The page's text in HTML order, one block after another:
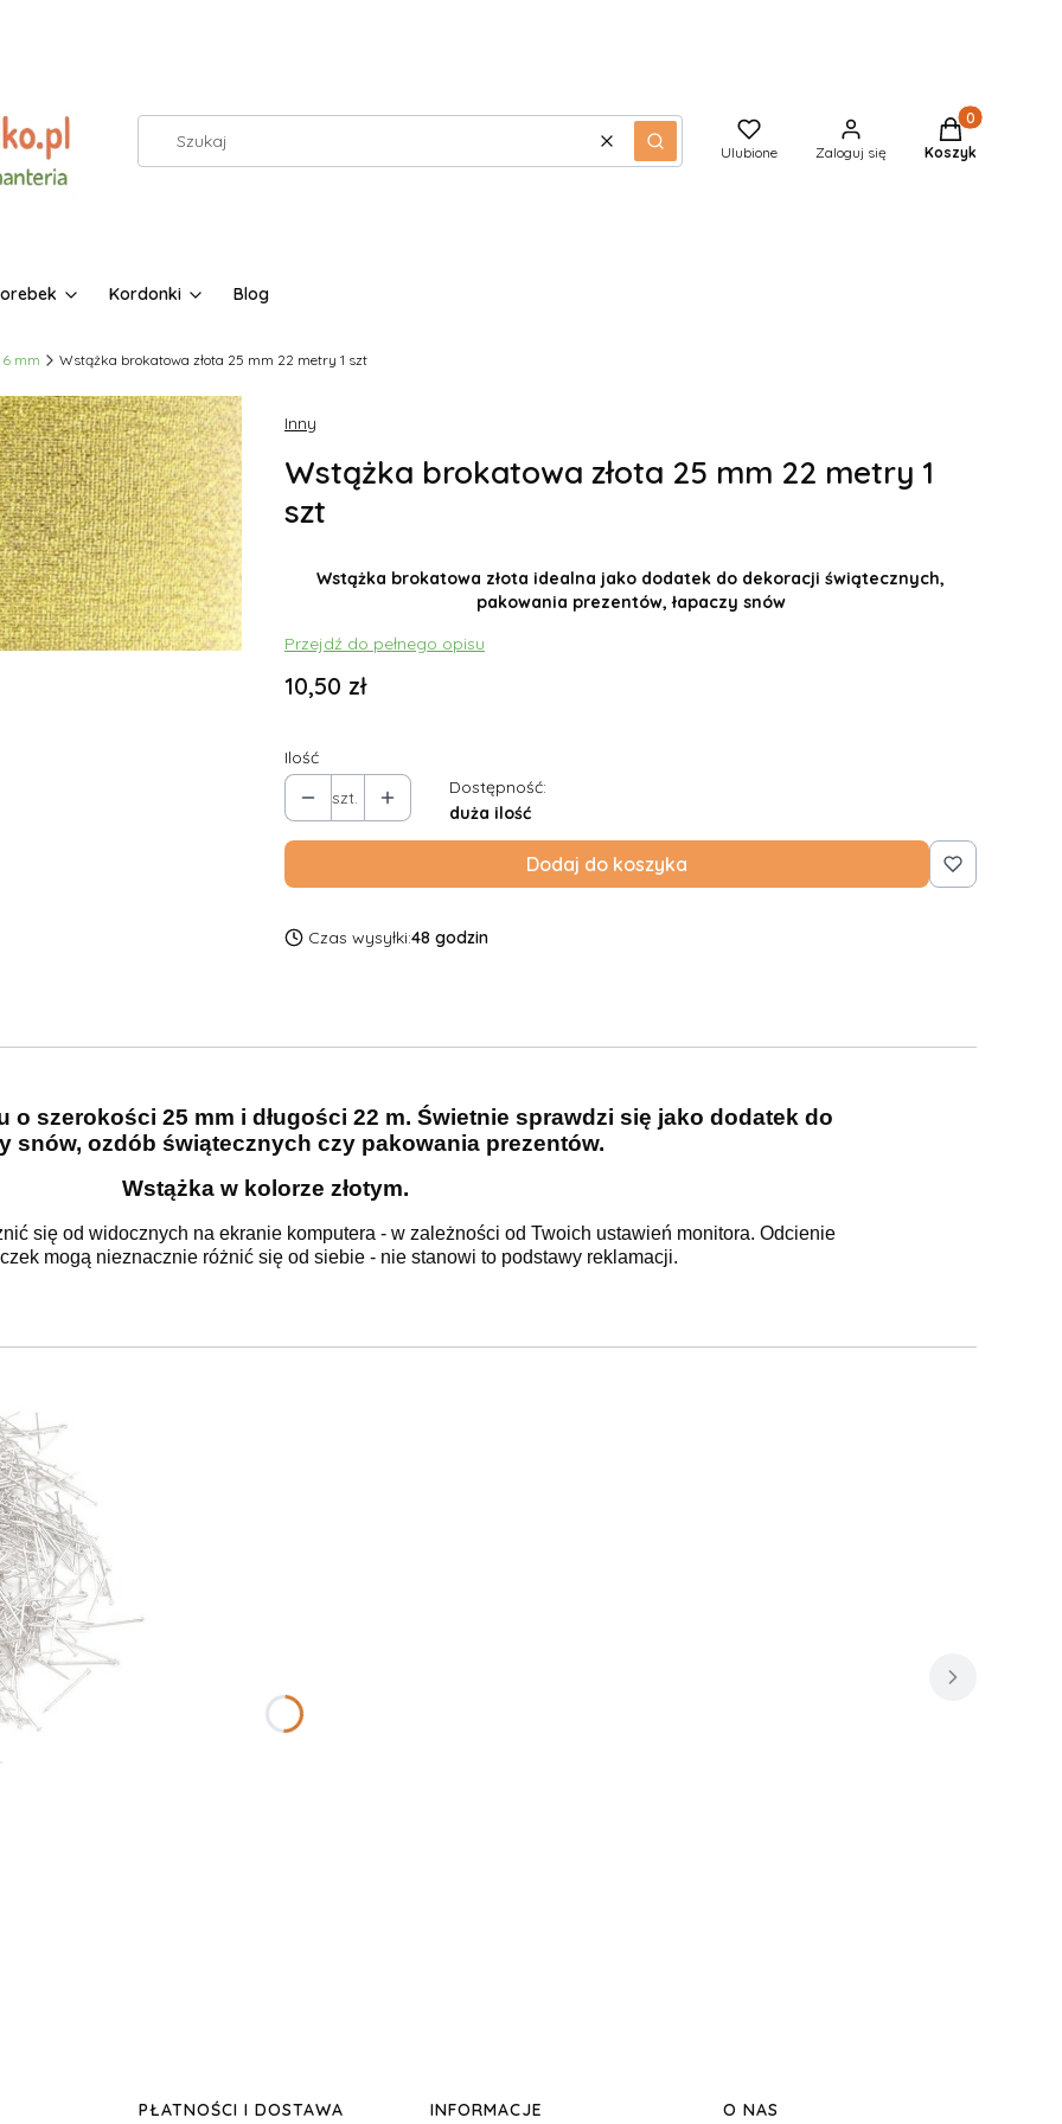
WyczyśćSzukaj Ulubione Zaloguj się
Produkty w
Koszyk
Kordonki Blog
6 mm Wstążka brokatowa złota 25 mm 22 metry 1 szt
Inny
Wstążka brokatowa złota 25 mm 22 metry 1
szt
Wstążka brokatowa złota idealna jako dodatek do dekoracji świątecznych,
pakowania prezentów, łapaczy snów
Przejdź do pełnego opisu
Cena
10,50 zł
Ilość
szt.
Dostępność:
duża ilość
Dodaj do koszyka
Czas wysyłki:48 godzin
o szerokości 25 mm i długości 22 m. Świetnie sprawdzi się jako dodatek do
snów, ozdób świątecznych czy pakowania prezentów.
Wstążka w kolorze złotym.
się od widocznych na ekranie komputera - w zależności od Twoich ustawień monitora. Odcienie
mogą nieznacznie różnić się od siebie - nie stanowi to podstawy reklamacji.
PŁATNOŚCI I DOSTAWA INFORMACJE O NAS